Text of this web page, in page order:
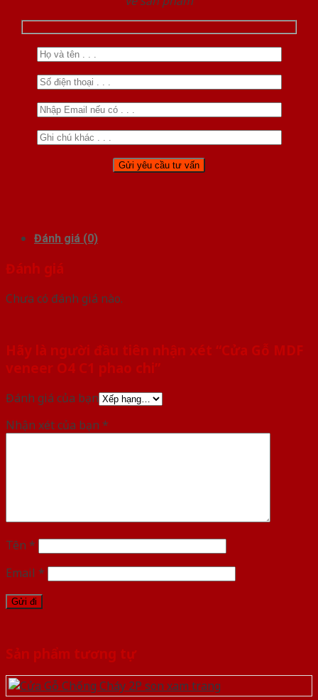
Đánh giá (0)
Đánh giá
Chưa có đánh giá nào.
Hãy là người đầu tiên nhận xét “Cửa Gỗ MDF
veneer O4 C1 phao chi”
Đánh giá của bạn
Nhận xét của bạn *
Tên *
Email *
Sản phẩm tương tự